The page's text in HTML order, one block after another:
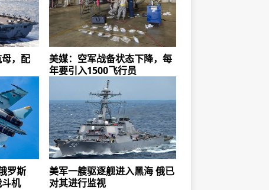
，配
美媒：空军战备状态下降，每
年要引入1500飞行员
罗斯
机
美军一艘驱逐舰进入黑海 俄已
对其进行监视